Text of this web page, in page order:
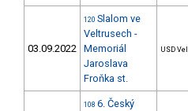
03.09.2022
120 Slalom ve
Veltrusech -
Memoriál
Jaroslava
Froňka st.
USD
108 6. Český